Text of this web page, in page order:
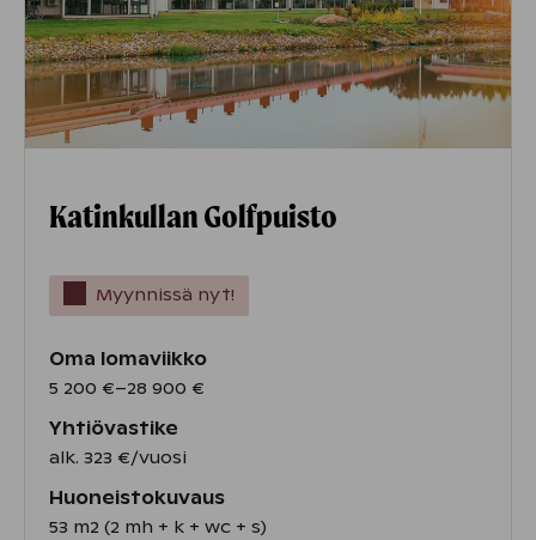
Katinkullan Golfpuisto
Myynnissä nyt!
Oma lomaviikko
5 200 €–28 900 €
Yhtiövastike
alk. 323 €/vuosi
Huoneistokuvaus
53 m2 (2 mh + k + wc + s)